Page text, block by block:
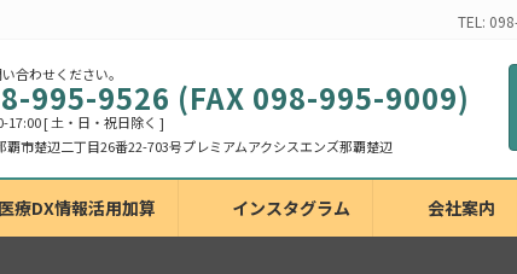
TEL:
合わせください。
995-9526 (FAX 098-995-9009)
17:00 [ 土・日・祝日除く ]
医療DX情報活用加算 インスタグラム 会社案内